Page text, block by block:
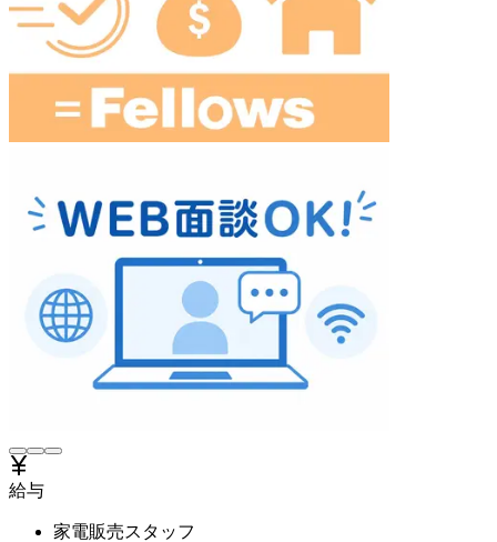
給与
家電販売スタッフ